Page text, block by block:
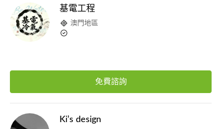
基電工程
澳門地區
免費諮詢
Ki’s design